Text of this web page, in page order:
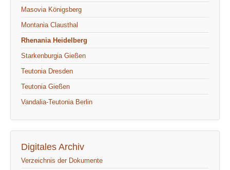
Masovia Königsberg
Montania Clausthal
Rhenania Heidelberg
Starkenburgia Gießen
Teutonia Dresden
Teutonia Gießen
Vandalia-Teutonia Berlin
Digitales Archiv
Verzeichnis der Dokumente